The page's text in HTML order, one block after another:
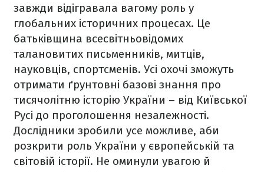
завжди відігравала вагому роль у
глобальних історичних процесах. Це
батьківщина всесвітньовідомих
талановитих письменників, митців,
науковців, спортсменів. Усі охочі зможуть
отримати ґрунтовні базові знання про
тисячолітню історію України – від Київської
Русі до проголошення незалежності.
Дослідники зробили усе можливе, аби
розкрити роль України у європейській та
світовій історії. Не оминули увагою й